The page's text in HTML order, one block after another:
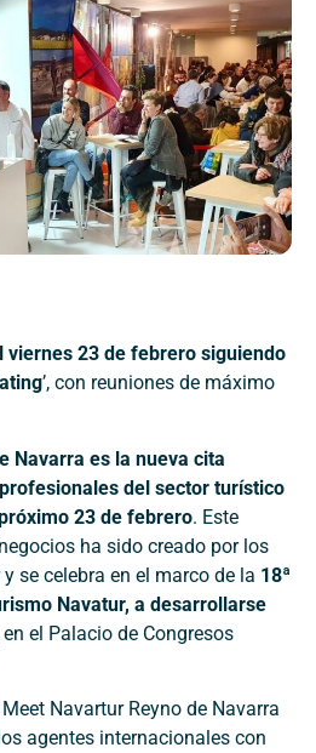
viernes 23 de febrero siguiendo
’, con reuniones de máximo
Navarra es la nueva cita
del sector turístico
23 de febrero. Este
ha sido creado por los
se celebra en el marco de la 18ª
Navatur, a desarrollarse
en el Palacio de Congresos
Navartur Reyno de Navarra
agentes internacionales con